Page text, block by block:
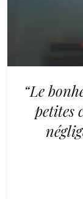
“Le
petites